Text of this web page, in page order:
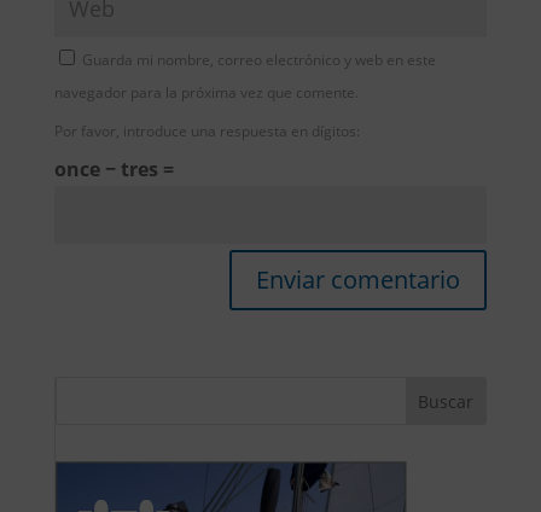
Guarda mi nombre, correo electrónico y web en este
navegador para la próxima vez que comente.
Por favor, introduce una respuesta en dígitos:
once − tres =